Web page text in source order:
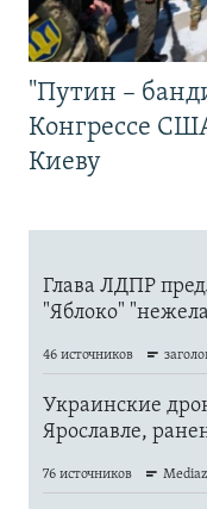
"Путин –
Конгрессе
Киеву